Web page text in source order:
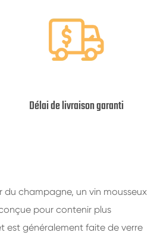
Délai de livraison garanti
champagne, un vin mousseux
pour contenir plus
est généralement faite de verre